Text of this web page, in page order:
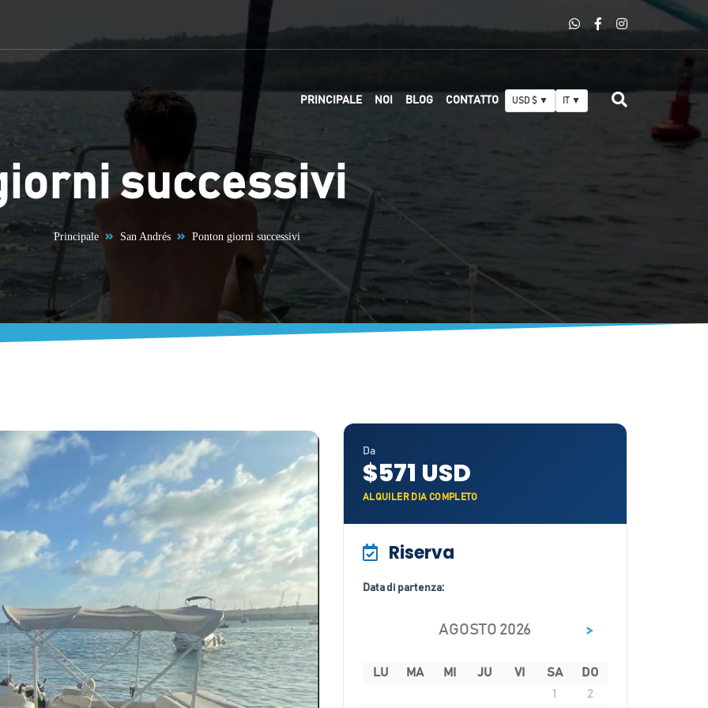
PRINCIPALE NOI BLOG CONTATTO USD $ ▼ IT ▼
successivi
Principale San Andrés Ponton giorni successivi
Da
$571 USD
ALQUILER DIA COMPLETO
Riserva
Data di partenza:
AGOSTO 2026 >
LU MA MI JU VI SA
DO
1
2